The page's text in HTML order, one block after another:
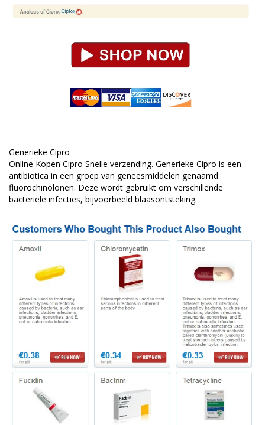
Generieke Cipro
Online Kopen Cipro Snelle verzending. Generieke Cipro is een
antibiotica in een groep van geneesmiddelen genaamd
fluorochinolonen. Deze wordt gebruikt om verschillende
bacteriële infecties, bijvoorbeeld blaasontsteking.